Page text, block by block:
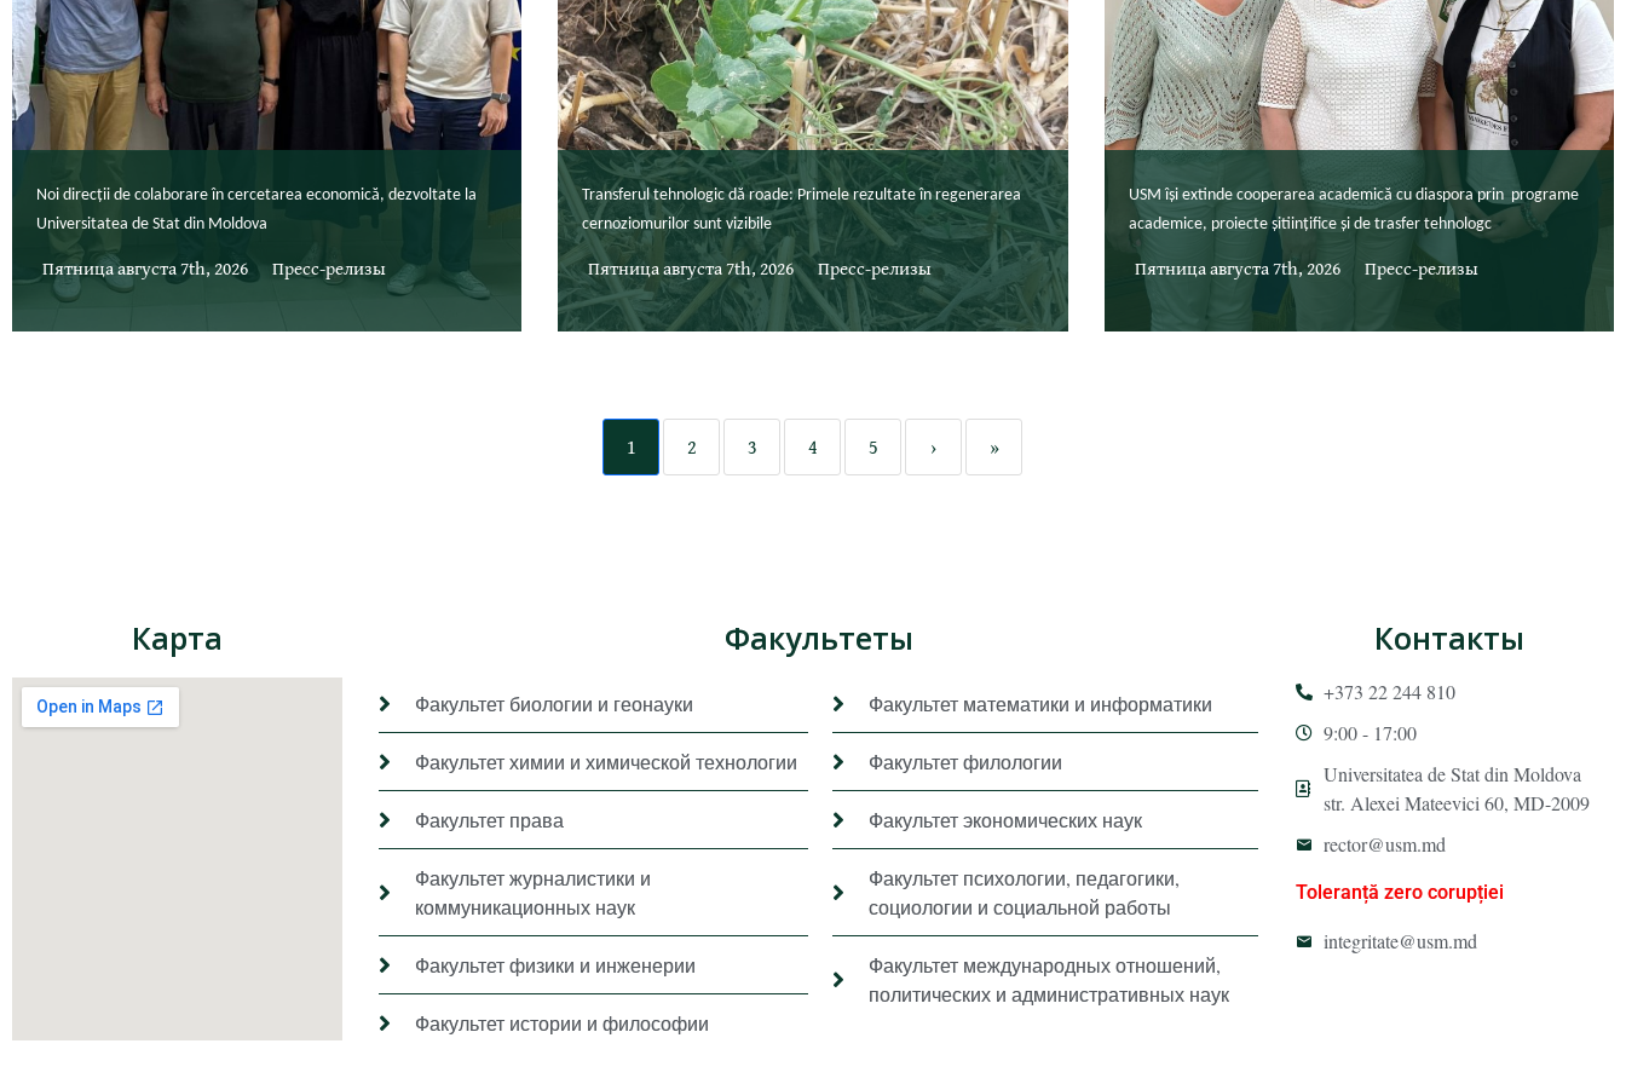
Noi direcții de colaborare în cercetarea economică, dezvoltate la
Universitatea de Stat din Moldova
Пятница августа 7th, 2026 Пресс-релизы
Transferul tehnologic dă roade: Primele rezultate în regenerarea
cernoziomurilor sunt vizibile
Пятница августа 7th, 2026 Пресс-релизы
USM își extinde cooperarea academică cu diaspora prin programe
academice, proiecte șitiințifice și de trasfer tehnologc
Пятница августа 7th, 2026 Пресс-релизы
1 2 3 4 5 › »
Карта Факультеты
Факультет биологии и геонауки
Факультет химии и химической технологии
Факультет права
Факультет журналистики и
коммуникационных наук
Факультет физики и инженерии
Факультет истории и философии
Факультет математики и информатики
Факультет филологии
Факультет экономических наук
Факультет психологии, педагогики,
социологии и социальной работы
Факультет международных отношений,
политических и административных наук
Контакты
+373 22 244 810
9:00 - 17:00
Universitatea de Stat din Moldova
str. Alexei Mateevici 60, MD-2009
rector@usm.md
Toleranță zero corupției
integritate@usm.md